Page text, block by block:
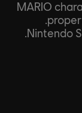
MARIO
Nintendo